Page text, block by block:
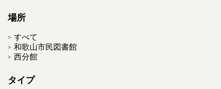
場所
すべて
和歌山市民図書館
西分館
タイプ